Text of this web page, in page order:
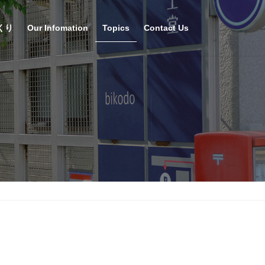
り Our Infomation Topics Contact Us